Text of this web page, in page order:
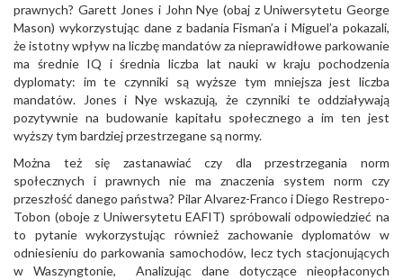
prawnych? Garett Jones i John Nye (obaj z Uniwersytetu George
Mason) wykorzystując dane z badania Fisman’a i Miguel’a pokazali,
że istotny wpływ na liczbę mandatów za nieprawidłowe parkowanie
ma średnie IQ i średnia liczba lat nauki w kraju pochodzenia
dyplomaty: im te czynniki są wyższe tym mniejsza jest liczba
mandatów. Jones i Nye wskazują, że czynniki te oddziaływają
pozytywnie na budowanie kapitału społecznego a im ten jest
wyższy tym bardziej przestrzegane są normy.
Można też się zastanawiać czy dla przestrzegania norm
społecznych i prawnych nie ma znaczenia system norm czy
przeszłość danego państwa? Pilar Alvarez-Franco i Diego Restrepo-
Tobon (oboje z Uniwersytetu EAFIT) spróbowali odpowiedzieć na
to pytanie wykorzystując również zachowanie dyplomatów w
odniesieniu do parkowania samochodów, lecz tych stacjonujących
w Waszyngtonie, Analizując dane dotyczące nieopłaconych